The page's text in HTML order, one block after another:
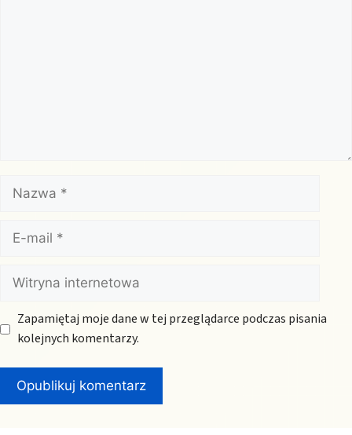
Nazwa
mail
Witryna
internetowa
Zapamiętaj moje dane w tej przeglądarce podczas pisania
kolejnych komentarzy.